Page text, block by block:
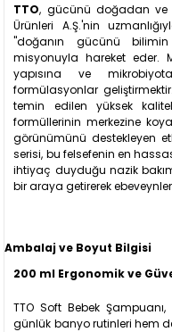
TTO, gücünü doğadan ve
Ürünleri A.Ş.'nin
"doğanın gücünü bilimin
misyonuyla hareket eder.
yapısına ve
formülasyonlar
temin edilen yüksek
formüllerinin merkezine
görünümünü destekleyen
serisi, bu felsefenin en
ihtiyaç duyduğu nazik
bir araya getirerek
Ambalaj ve Boyut Bilgisi
200 ml Ergonomik ve
TTO Soft Bebek
günlük banyo rutinleri hem